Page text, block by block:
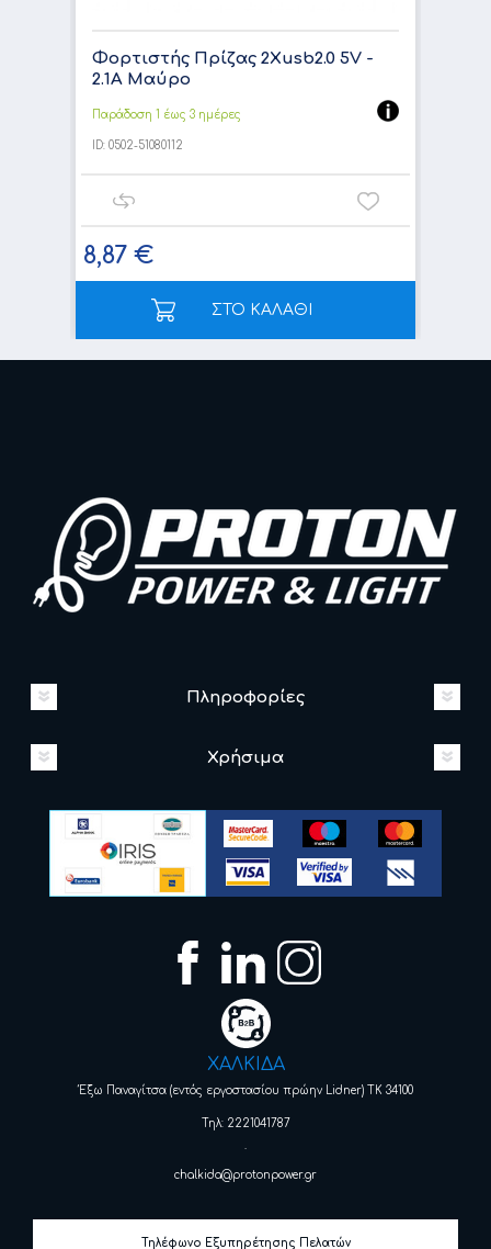
Φορτιστής Πρίζας 2Xusb2.0 5V -
2.1A Μαύρο
Παράδοση 1 έως 3 ημέρες
ID:0502-51080112
8,87 €
ΣΤΟ ΚΑΛΑΘΙ
Πληροφορίες
Χρήσιμα
ΧΑΛΚΙΔΑ
Έξω Παναγίτσα (εντός εργοστασίου πρώην Lidner) ΤΚ 34100
Τηλ: 2221041787
chalkida@protonpower.gr
Τηλέφωνο Εξυπηρέτησης Πελατών